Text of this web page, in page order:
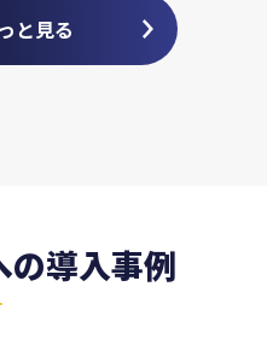
と見る
の導入事例